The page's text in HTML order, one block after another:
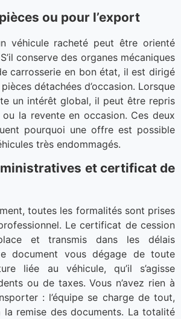
ou pour l’export
véhicule racheté peut être orienté
conserve des organes mécaniques
carrosserie en bon état, il est dirigé
détachées d’occasion. Lorsque
un intérêt global, il peut être repris
ou la revente en occasion. Ces deux
pourquoi une offre est possible
très endommagés.
et certificat de
toutes les formalités sont prises
Le certificat de cession
et transmis dans les délais
document vous dégage de toute
liée au véhicule, qu’il s’agisse
ou de taxes. Vous n’avez rien à
: l’équipe se charge de tout,
la remise des documents. La totalité